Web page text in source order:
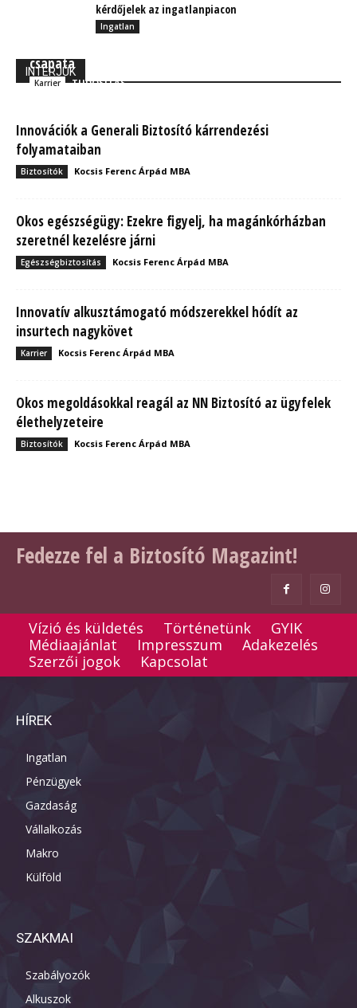
kérdőjelek az ingatlanpiacon
Ingatlan
INTERJÚK
csapata
Karrier TUDÓSÍTÁS
Innovációk a Generali Biztosító kárrendezési
folyamataiban
Biztosítók Kocsis Ferenc Árpád MBA
Okos egészségügy: Ezekre figyelj, ha magánkórházban
szeretnél kezelésre járni
Egészségbiztosítás Kocsis Ferenc Árpád MBA
Innovatív alkusztámogató módszerekkel hódít az
insurtech nagykövet
Karrier Kocsis Ferenc Árpád MBA
Okos megoldásokkal reagál az NN Biztosító az ügyfelek
élethelyzeteire
Biztosítók Kocsis Ferenc Árpád MBA
Fedezze fel a Biztosító Magazint!
Vízió és küldetés Történetünk
GYIK
Médiaajánlat
Impresszum
Adakezelés
Szerzői jogok
Kapcsolat
HÍREK
Ingatlan
Pénzügyek
Gazdaság
Vállalkozás
Makro
Külföld
SZAKMAI
Szabályozók
Alkuszok